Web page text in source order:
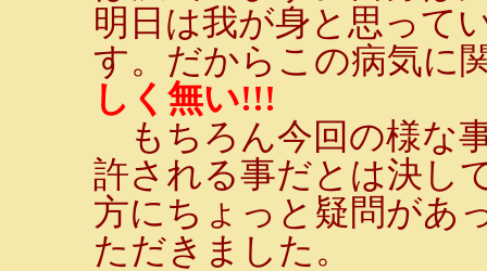
明日は我が身と思って
す。だからこの病気に
しく無い!!!
もちろん今回の様な
許される事だとは決し
方にちょっと疑問があ
ただきました。